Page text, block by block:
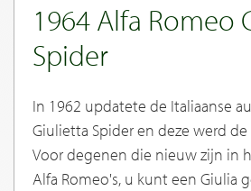
1964 Alfa Romeo
Spider
In 1962 updatete de Italiaanse
Giulietta Spider en deze werd
Voor degenen die nieuw zijn in
Alfa Romeo's, u kunt een Giulia